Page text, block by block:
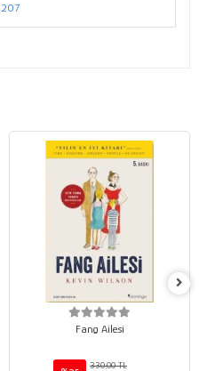
207
Fang Ailesi
330,00 TL